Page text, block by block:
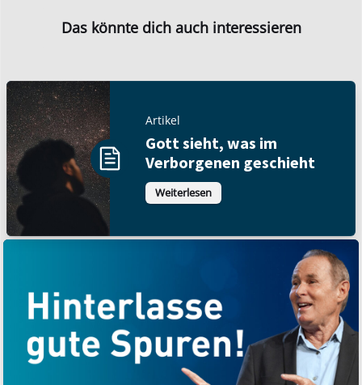
Das könnte dich auch interessieren
Artikel
Gott sieht, was im
Verborgenen geschieht
Weiterlesen